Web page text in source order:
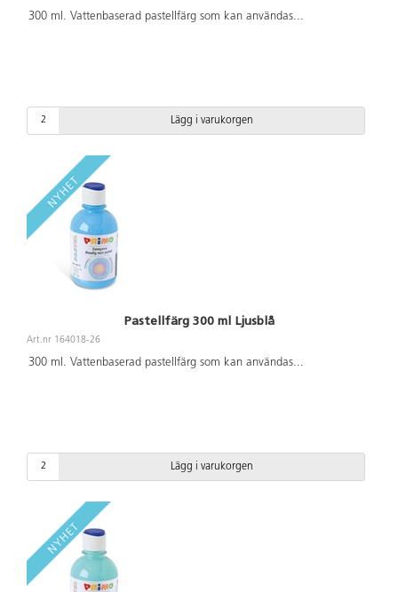
300 ml. Vattenbaserad pastellfärg som kan användas...
Lägg i varukorgen
Pastellfärg 300 ml Ljusblå
Art.nr 164018-26
300 ml. Vattenbaserad pastellfärg som kan användas...
Lägg i varukorgen